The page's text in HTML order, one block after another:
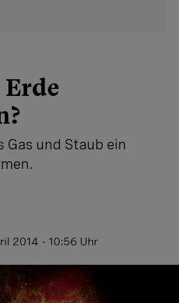
Gas und Staub ein
2014 - 10:56 Uhr